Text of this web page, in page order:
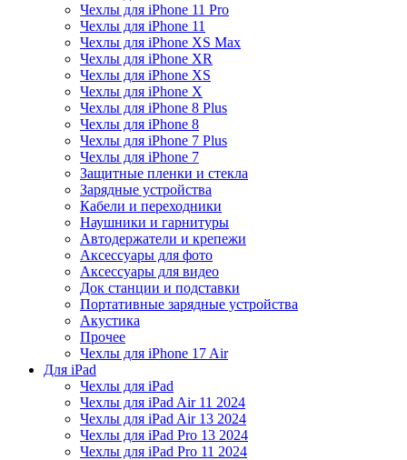
Чехлы для iPhone 11 Pro
Чехлы для iPhone 11
Чехлы для iPhone XS Max
Чехлы для iPhone XR
Чехлы для iPhone XS
Чехлы для iPhone X
Чехлы для iPhone 8 Plus
Чехлы для iPhone 8
Чехлы для iPhone 7 Plus
Чехлы для iPhone 7
Защитные пленки и стекла
Зарядные устройства
Кабели и переходники
Наушники и гарнитуры
Автодержатели и крепежи
Аксессуары для фото
Аксессуары для видео
Док станции и подставки
Портативные зарядные устройства
Акустика
Прочее
Чехлы для iPhone 17 Air
Для iPad
Чехлы для iPad
Чехлы для iPad Air 11 2024
Чехлы для iPad Air 13 2024
Чехлы для iPad Pro 13 2024
Чехлы для iPad Pro 11 2024